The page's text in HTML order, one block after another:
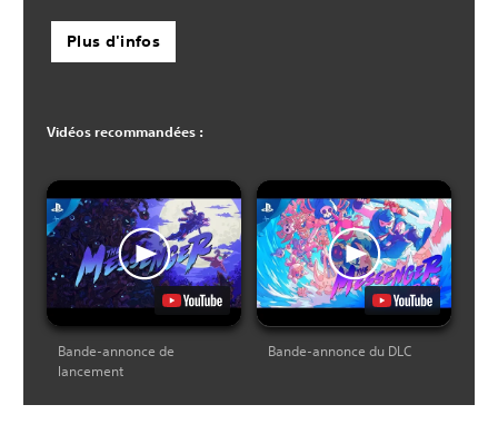
Plus d'infos
Vidéos recommandées :
Bande-annonce de
lancement
Bande-annonce du DLC